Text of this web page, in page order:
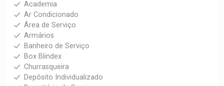
Academia
Ar Condicionado
Área de Serviço
Armários
Banheiro de Serviço
Box Blindex
Churrasqueira
Depósito Individualizado